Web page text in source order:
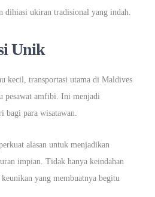
dihiasi ukiran tradisional yang indah.
Unik
kecil, transportasi utama di Maldives
pesawat amfibi. Ini menjadi
bagi para wisatawan.
alasan untuk menjadikan
impian. Tidak hanya keindahan
yang membuatnya begitu